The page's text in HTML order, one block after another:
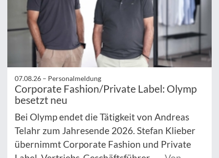
07.08.26 – Personalmeldung
Corporate Fashion/Private Label: Olymp
besetzt neu
Bei Olymp endet die Tätigkeit von Andreas
Telahr zum Jahresende 2026. Stefan Klieber
übernimmt Corporate Fashion und Private